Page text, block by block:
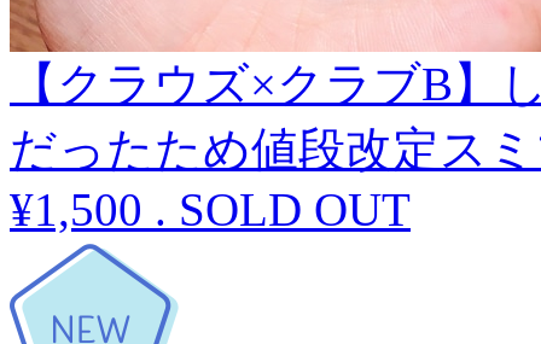
【クラウズ×クラブB】
だったため値段改定ス
¥1,500 . SOLD OUT